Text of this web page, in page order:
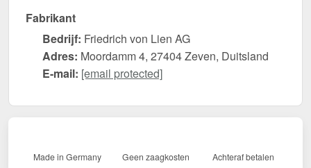
Fabrikant
Bedrijf: Friedrich von Lien AG
Adres: Moordamm 4, 27404 Zeven, Duitsland
E-mail: [email protected]
Made in Germany Geen zaagkosten Achteraf betalen